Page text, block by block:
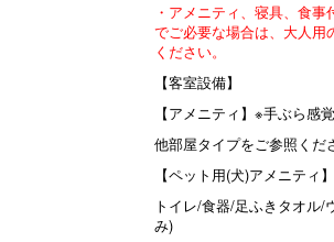
・アメニティ、寝具、食
でご必要な場合は、大人
ください。
【客室設備】
【アメニティ】※手ぶら感
他部屋タイプをご参照くだ
【ペット用(犬)アメニティ】
トイレ/食器/足ふきタオル
み)